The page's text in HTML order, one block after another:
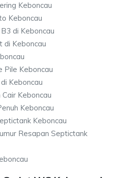
Keboncau
Keboncau
di Keboncau
di Keboncau
Pile Keboncau
Keboncau
Keboncau
Keboncau
Keboncau
Resapan Septictank